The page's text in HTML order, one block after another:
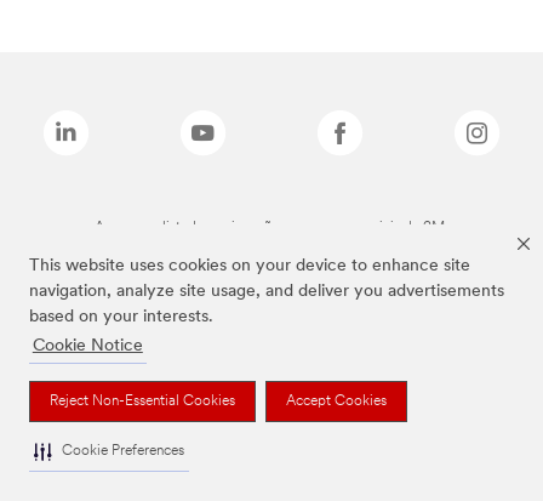
This website uses cookies on your device to enhance site
navigation, analyze site usage, and deliver you advertisements
based on your interests.
Cookie Notice
Reject Non-Essential Cookies Accept Cookies
Cookie Preferences
As marcas listadas a cima são marcas comerciais da 3M.